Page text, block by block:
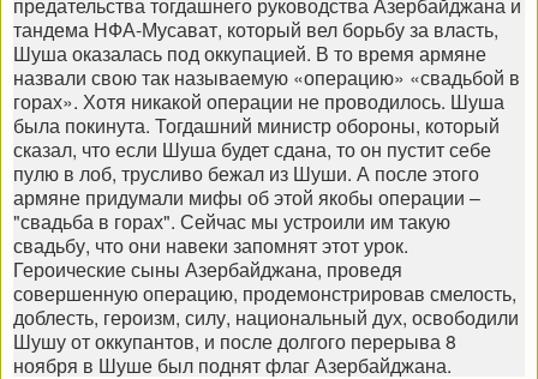
тандема НФА-Мусават, который вел борьбу за власть,
Шуша оказалась под оккупацией. В то время армяне
назвали свою так называемую «операцию» «свадьбой в
горах». Хотя никакой операции не проводилось. Шуша
была покинута. Тогдашний министр обороны, который
сказал, что если Шуша будет сдана, то он пустит себе
пулю в лоб, трусливо бежал из Шуши. А после этого
армяне придумали мифы об этой якобы операции –
"свадьба в горах". Сейчас мы устроили им такую
свадьбу, что они навеки запомнят этот урок.
Героические сыны Азербайджана, проведя
совершенную операцию, продемонстрировав смелость,
доблесть, героизм, силу, национальный дух, освободили
Шушу от оккупантов, и после долгого перерыва 8
ноября в Шуше был поднят флаг Азербайджана.